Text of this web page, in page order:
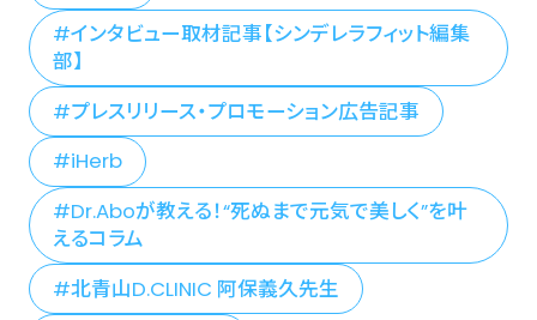
インタビュー取材記事【シンデレラフィット編集
部】
プレスリリース・プロモーション広告記事
iHerb
Dr.Aboが教える！“死ぬまで元気で美しく”を叶
えるコラム
北青山D.CLINIC 阿保義久先生